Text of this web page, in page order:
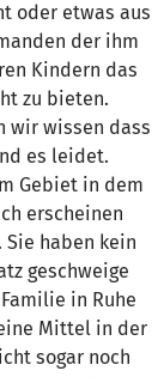
oder etwas aus
der ihm
Kindern das
zu bieten.
wir wissen dass
es leidet.
Gebiet in dem
erscheinen
haben kein
geschweige
in Ruhe
Mittel in der
sogar noch